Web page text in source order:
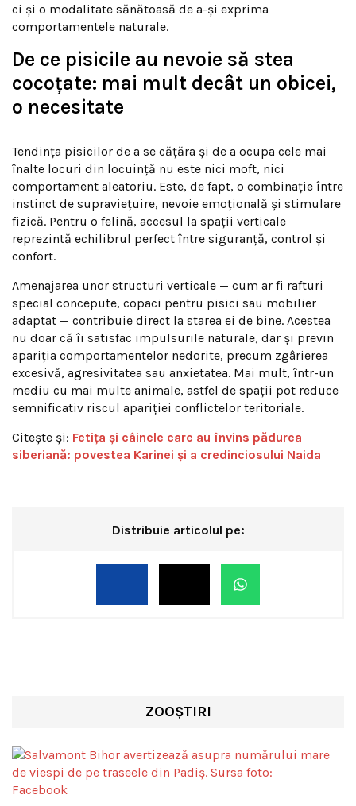
ci și o modalitate sănătoasă de a-și exprima
comportamentele naturale.
De ce pisicile au nevoie să stea
cocoțate: mai mult decât un obicei,
o necesitate
Tendința pisicilor de a se cățăra și de a ocupa cele mai
înalte locuri din locuință nu este nici moft, nici
comportament aleatoriu. Este, de fapt, o combinație între
instinct de supraviețuire, nevoie emoțională și stimulare
fizică. Pentru o felină, accesul la spații verticale
reprezintă echilibrul perfect între siguranță, control și
confort.
Amenajarea unor structuri verticale — cum ar fi rafturi
special concepute, copaci pentru pisici sau mobilier
adaptat — contribuie direct la starea ei de bine. Acestea
nu doar că îi satisfac impulsurile naturale, dar și previn
apariția comportamentelor nedorite, precum zgârierea
excesivă, agresivitatea sau anxietatea. Mai mult, într-un
mediu cu mai multe animale, astfel de spații pot reduce
semnificativ riscul apariției conflictelor teritoriale.
Citește și: Fetița și câinele care au învins pădurea
siberiană: povestea Karinei și a credinciosului Naida
Distribuie articolul pe:
ZOOȘTIRI